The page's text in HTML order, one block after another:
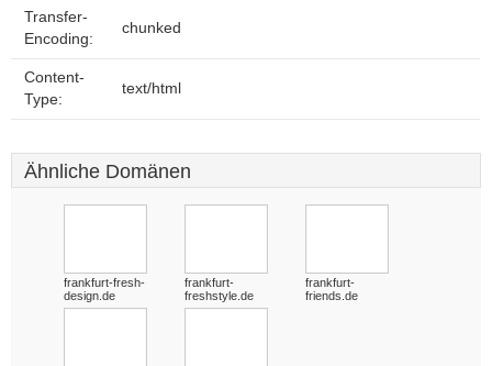
Transfer-
Encoding:
chunked
Content-
Type:
text/html
Ähnliche Domänen
frankfurt-fresh-
design.de
frankfurt-
freshstyle.de
frankfurt-
friends.de